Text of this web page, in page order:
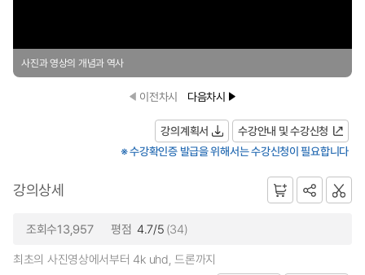
사진과 영상의 개념과 역사
이전차시 다음차시
강의계획서
수강안내 및 수강신청
※ 수강확인증 발급을 위해서는 수강신청이 필요합니다
강의상세
조회수13,957 평점 4.7/5 (34)
최초의 사진영상에서부터 4k uhd, 드론까지